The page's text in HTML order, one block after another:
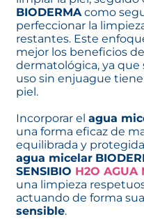
BIODERMAcomo
perfeccionar la
restantes. Este
mejor los beneficios
dermatológica, ya que
uso sin enjuague
piel.
Incorporar el agua
una forma eficaz de
equilibrada y
agua micelar
SENSIBIO H2O AGUA
una limpieza
actuando de forma
sensible.